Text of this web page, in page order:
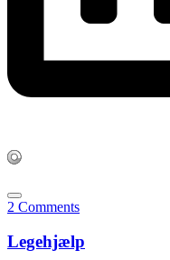
2 Comments
Legehjælp